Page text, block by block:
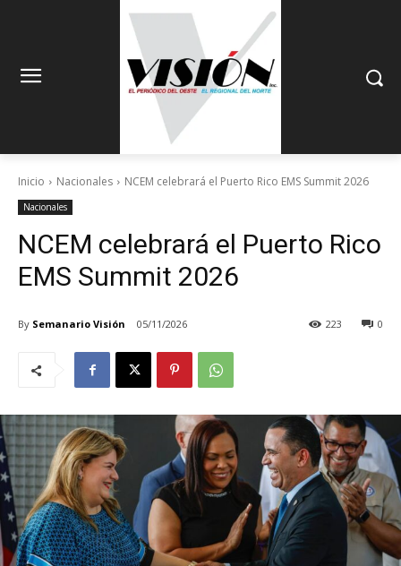
Inicio Nacionales NCEM celebrará el Puerto Rico EMS Summit 2026
Nacionales
NCEM celebrará el Puerto Rico
EMS Summit 2026
By Semanario Visión 05/11/2026 0
223